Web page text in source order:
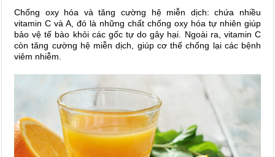
Chống oxy hóa và tăng cường hệ miễn dịch: chứa nhiều
vitamin C và A, đó là những chất chống oxy hóa tự nhiên giúp
bảo vệ tế bào khỏi các gốc tự do gây hại. Ngoài ra, vitamin C
còn tăng cường hệ miễn dịch, giúp cơ thể chống lại các bệnh
viêm nhiễm.